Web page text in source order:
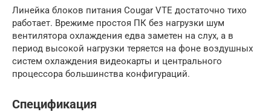
Линейка блоков питания Cougar VTE достаточно тихо
работает. Врежиме простоя ПК без нагрузки шум
вентилятора охлаждения едва заметен на слух, а в
период высокой нагрузки теряется на фоне воздушных
систем охлаждения видеокарты и центрального
процессора большинства конфигураций.
Спецификация